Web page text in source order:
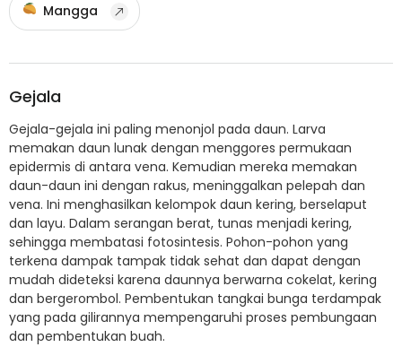
Mangga
Gejala
Gejala-gejala ini paling menonjol pada daun. Larva
memakan daun lunak dengan menggores permukaan
epidermis di antara vena. Kemudian mereka memakan
daun-daun ini dengan rakus, meninggalkan pelepah dan
vena. Ini menghasilkan kelompok daun kering, berselaput
dan layu. Dalam serangan berat, tunas menjadi kering,
sehingga membatasi fotosintesis. Pohon-pohon yang
terkena dampak tampak tidak sehat dan dapat dengan
mudah dideteksi karena daunnya berwarna cokelat, kering
dan bergerombol. Pembentukan tangkai bunga terdampak
yang pada gilirannya mempengaruhi proses pembungaan
dan pembentukan buah.